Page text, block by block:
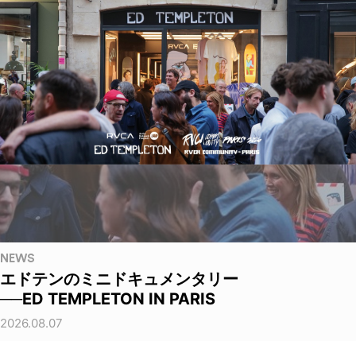
NEWS
エドテンのミニドキュメンタリー
──ED TEMPLETON IN PARIS
2026.08.07